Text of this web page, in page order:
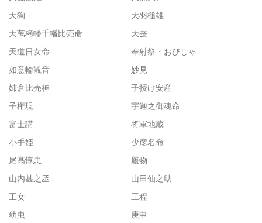
天狗
天羽槌雄
天萬栲幡千幡比売命
天蚕
天道日女命
奉射祭・おびしゃ
如意輪観音
妙見
姉倉比売神
子授け安産
子権現
宇迦之御魂命
富士講
将軍地蔵
小手姫
少彦名命
尾髙惇忠
履物
山内甚之丞
山田仙之助
工女
工程
幼虫
庚申